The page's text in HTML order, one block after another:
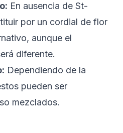
En ausencia de St-
por un cordial de flor
aunque el
diferente.
Dependiendo de la
pueden ser
mezclados.